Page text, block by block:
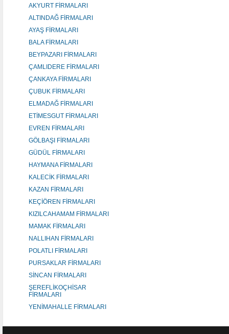
AKYURT FİRMALARI
ALTINDAĞ FİRMALARI
AYAŞ FİRMALARI
BALA FİRMALARI
BEYPAZARI FİRMALARI
ÇAMLIDERE FİRMALARI
ÇANKAYA FİRMALARI
ÇUBUK FİRMALARI
ELMADAĞ FİRMALARI
ETİMESGUT FİRMALARI
EVREN FİRMALARI
GÖLBAŞI FİRMALARI
GÜDÜL FİRMALARI
HAYMANA FİRMALARI
KALECİK FİRMALARI
KAZAN FİRMALARI
KEÇİÖREN FİRMALARI
KIZILCAHAMAM FİRMALARI
MAMAK FİRMALARI
NALLIHAN FİRMALARI
POLATLI FİRMALARI
PURSAKLAR FİRMALARI
SİNCAN FİRMALARI
ŞEREFLİKOÇHİSAR
FİRMALARI
YENİMAHALLE FİRMALARI